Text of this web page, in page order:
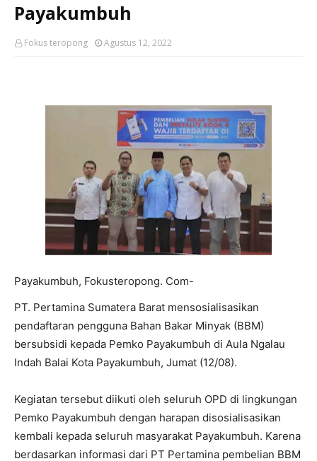
Payakumbuh
Fokus teropong Agustus 12, 2022
Payakumbuh, Fokusteropong. Com-
PT. Pertamina Sumatera Barat mensosialisasikan
pendaftaran pengguna Bahan Bakar Minyak (BBM)
bersubsidi kepada Pemko Payakumbuh di Aula Ngalau
Indah Balai Kota Payakumbuh, Jumat (12/08).
Kegiatan tersebut diikuti oleh seluruh OPD di lingkungan
Pemko Payakumbuh dengan harapan disosialisasikan
kembali kepada seluruh masyarakat Payakumbuh. Karena
berdasarkan informasi dari PT Pertamina pembelian BBM